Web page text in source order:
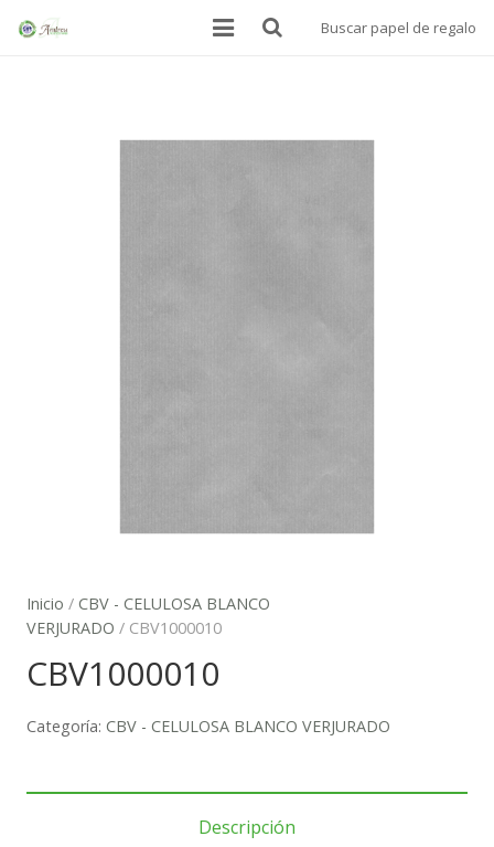
Buscar papel de regalo
Inicio / CBV - CELULOSA BLANCO
VERJURADO / CBV1000010
CBV1000010
Categoría: CBV - CELULOSA BLANCO VERJURADO
Descripción